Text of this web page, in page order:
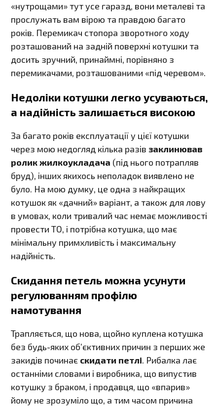
«нутрощами» тут усе гаразд, вони металеві та
прослужать вам вірою та правдою багато
років. Перемикач стопора зворотного ходу
розташований на задній поверхні котушки та
досить зручний, принаймні, порівняно з
перемикачами, розташованими «під черевом».
Недоліки котушки легко усуваються,
а надійність залишається високою
За багато років експлуатації у цієї котушки
через мою недогляд кілька разів заклинював
ролик жилкоукладача (під нього потрапляв
бруд), інших якихось неполадок виявлено не
було. На мою думку, це одна з найкращих
котушок як «дачний» варіант, а також для лову
в умовах, коли тривалий час немає можливості
провести ТО, і потрібна котушка, що має
мінімальну примхливість і максимальну
надійність.
Скидання петель можна усунути
регулюванням профілю
намотування
Трапляється, що нова, щойно куплена котушка
без будь-яких об’єктивних причин з перших же
закидів починає скидати петлі. Рибалка лає
останніми словами і виробника, що випустив
котушку з браком, і продавця, що «впарив»
йому не зрозуміло що, а тим часом причина